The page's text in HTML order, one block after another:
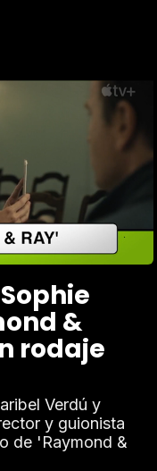
&
rodaje
Verdú y
y guionista
de 'Raymond &